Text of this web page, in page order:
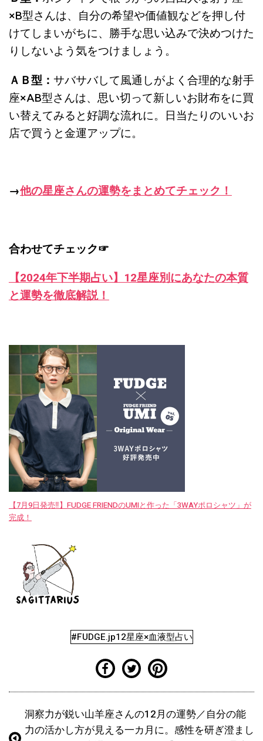
×B型さんは、自分の希望や価値観などを押し付
けてしまいがちに、勝手な思い込みで決めつけた
りしないよう気をつけましょう。
ＡＢ型： サバサバして風通しがよく合理的な射手
座×AB型さんは、 思い切って新しいお財布をに買
い替えてみると好調な流れに。日当たりのいいお
店で買うと金運アップに。
→他の星座さんの運勢をまとめてチェック！
合わせてチェック☞
【2024年下半期占い】12星座別にあなたの本質
と運勢を徹底解説！
【7月9日発売‼︎】FUDGE FRIENDのUMIと作った「3WAYポロシャツ」が
完成！
#FUDGE.jp12星座×血液型占い
洞察力が鋭い山羊座さんの12月の運勢／自分の能
力の活かし方が見える一カ月に。感性を研ぎ澄まし